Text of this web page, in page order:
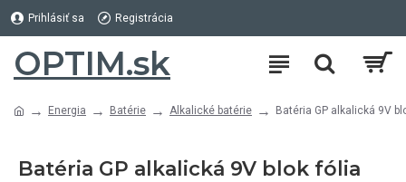
Prihlásiť sa Registrácia
OPTIM.sk
Energia Batérie Alkalické batérie Batéria GP alkalická 9V
Batéria GP alkalická 9V blok fólia